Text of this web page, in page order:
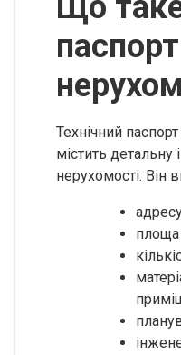
Технічний
містить детальну
нерухомості. Він
площа